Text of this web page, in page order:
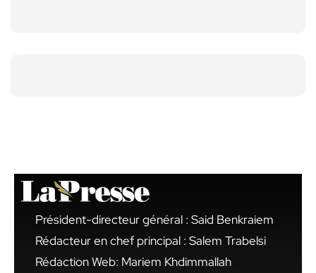
Président-directeur général : Said Benkraiem
Rédacteur en chef principal : Salem Trabelsi
Rédaction Web: Mariem Khdimmallah